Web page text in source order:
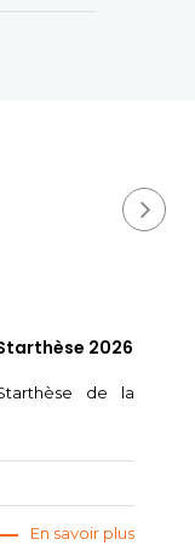
2026
de la
En savoir plus